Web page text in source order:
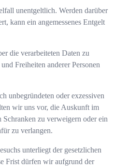
unentgeltlich. Werden darüber
kann ein angemessenes Entgelt
die verarbeiteten Daten zu
Freiheiten anderer Personen
unbegründeten oder exzessiven
wir uns vor, die Auskunft im
Schranken zu verweigern oder ein
zu verlangen.
unterliegt der gesetzlichen
Frist dürfen wir aufgrund der